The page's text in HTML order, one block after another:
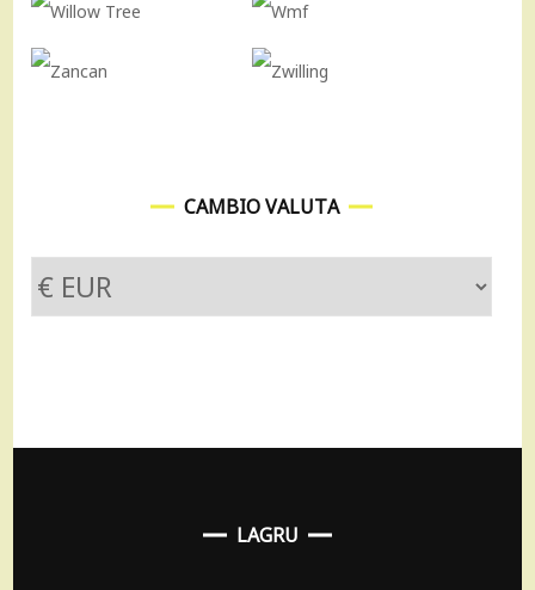
CAMBIO VALUTA
LAGRU